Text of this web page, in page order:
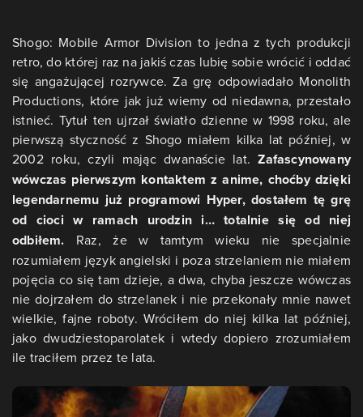
Shogo: Mobile Armor Division to jedna z tych produkcji
retro, do której raz na jakiś czas lubię sobie wrócić i oddać
się angażującej rozrywce. Za grę odpowiadało Monolith
Productions, które jak już wiemy od niedawna, przestało
istnieć. Tytuł ten ujrzał światło dzienne w 1998 roku, ale
pierwszą styczność z Shogo miałem kilka lat później, w
2002 roku, czyli mając dwanaście lat.Zafascynowany
wówczas pierwszym kontaktem z anime, choćby dzięki
legendarnemu już programowi Hyper, dostałem tę grę
od cioci w ramach urodzin i… totalnie się od niej
odbiłem. Raz, że w tamtym wieku nie specjalnie
rozumiałem język angielski i poza strzelaniem nie miałem
pojęcia co się tam dzieje, a dwa, chyba jeszcze wówczas
nie dojrzałem do strzelanek i nie przekonały mnie nawet
wielkie, fajne roboty. Wróciłem do niej kilka lat później,
jako dwudziestoparolatek i wtedy dopiero zrozumiałem
ile traciłem przez te lata.